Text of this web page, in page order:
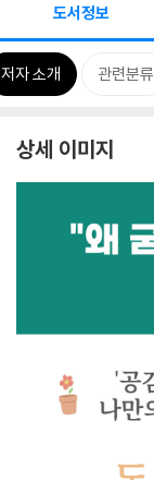
도서정보
저자 소개 관련분류
상세 이미지